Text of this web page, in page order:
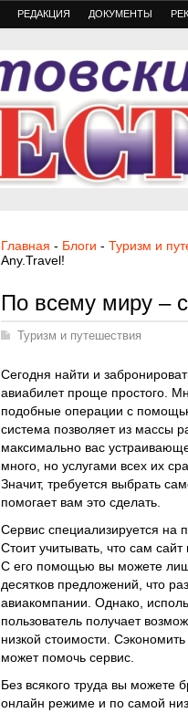
РЕДАКЦИЯ ДОКУМЕНТЫ
Главная - Блоги - Туризм и
Any.Travel!
По всему миру –
Туризм и путешествия
Сегодня найти и
авиабилет проще простого.
подобные операции с
система позволяет из массы
максимально вас
много, но услугами всех их
Значит, требуется выбрать
помогает вам это сделать.
Сервис специализируется на
Стоит учитывать, что сам
С его помощью вы можете
десятков предложений, что
авиакомпании. Однако,
пользователь получает
низкой стоимости.
может помочь сервис.
Без всякого труда вы можете
онлайн режиме и по самой